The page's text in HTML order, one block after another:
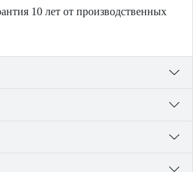
10 лет от производственных